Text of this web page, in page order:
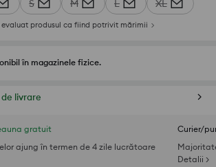
S M L XL
produsul ca fiind potrivit mărimii
în magazinele fizice.
livrare
gratuit
ajung în termen de 4 zile lucrătoare
Curier/
Detalii >